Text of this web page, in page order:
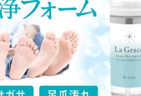
トビューティアドバイザー クラ
匂い かかとの角質 足の健康